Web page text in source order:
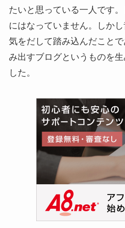
たいと思っている一人です
にはなっていません。しか
気をだして踏み込んだこと
み出すブログというものを
した。